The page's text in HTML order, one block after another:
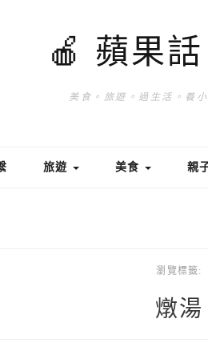
🍎 蘋果
美食。旅遊。過生活。養
旅遊 美食 親
瀏覽標籤:
燉湯